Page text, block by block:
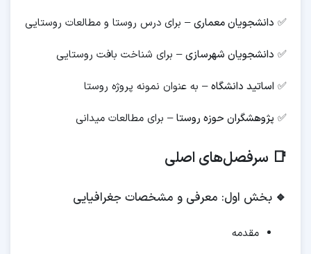
✅ دانشجویان معماری– برای درس روستا و مطالعات روستایی
✅ دانشجویان شهرسازی– برای شناخت بافت روستایی
✅ اساتید دانشگاه– به عنوان نمونه پروژه روستا
✅ پژوهشگران حوزه روستا– برای مطالعات میدانی
📑 سرفصل‌های اصلی
🔹 بخش اول: معرفی و مشخصات جغرافیایی
مقدمه